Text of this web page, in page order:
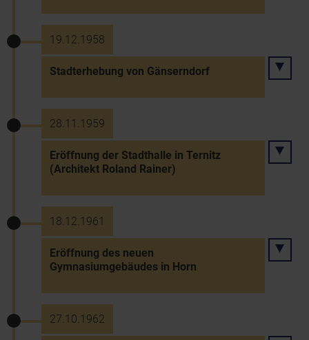
19.12.1958
Stadterhebung von Gänserndorf
28.11.1959
Eröffnung der Stadthalle in Ternitz
(Architekt Roland Rainer)
18.12.1961
Eröffnung des neuen
Gymnasiumgebäudes in Horn
27.10.1962